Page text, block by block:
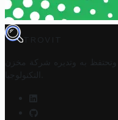
TROVIT
به وتديره
شركة مخزن
التكنولوجيا